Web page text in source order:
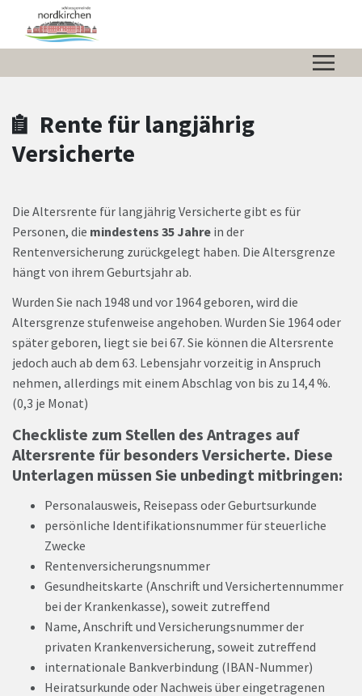
Zum Header
Zum Hauptinhalt
Zum Footer
Zum Hauptinhalt springen
Rente für langjährig
Versicherte
Die Altersrente für langjährig Versicherte gibt es für
Personen, die mindestens 35 Jahre in der
Rentenversicherung zurückgelegt haben. Die Altersgrenze
hängt von ihrem Geburtsjahr ab.
Wurden Sie nach 1948 und vor 1964 geboren, wird die
Altersgrenze stufenweise angehoben. Wurden Sie 1964 oder
später geboren, liegt sie bei 67. Sie können die Altersrente
jedoch auch ab dem 63. Lebensjahr vorzeitig in Anspruch
nehmen, allerdings mit einem Abschlag von bis zu 14,4 %.
(0,3 je Monat)
Checkliste zum Stellen des Antrages auf
Altersrente für besonders Versicherte. Diese
Unterlagen müssen Sie unbedingt mitbringen:
Personalausweis, Reisepass oder Geburtsurkunde
persönliche Identifikationsnummer für steuerliche
Zwecke
Rentenversicherungsnummer
Gesundheitskarte (Anschrift und Versichertennummer
bei der Krankenkasse), soweit zutreffend
Name, Anschrift und Versicherungsnummer der
privaten Krankenversicherung, soweit zutreffend
internationale Bankverbindung (IBAN-Nummer)
Heiratsurkunde oder Nachweis über eingetragenen